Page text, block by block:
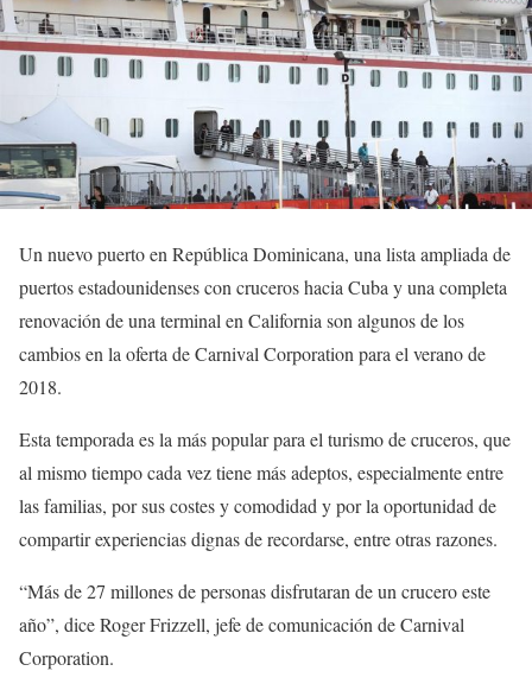
Un nuevo puerto en República Dominicana, una lista ampliada de
puertos estadounidenses con cruceros hacia Cuba y una completa
renovación de una terminal en California son algunos de los
cambios en la oferta de Carnival Corporation para el verano de
2018.
Esta temporada es la más popular para el turismo de cruceros, que
al mismo tiempo cada vez tiene más adeptos, especialmente entre
las familias, por sus costes y comodidad y por la oportunidad de
compartir experiencias dignas de recordarse, entre otras razones.
“Más de 27 millones de personas disfrutaran de un crucero este
año”, dice Roger Frizzell, jefe de comunicación de Carnival
Corporation.